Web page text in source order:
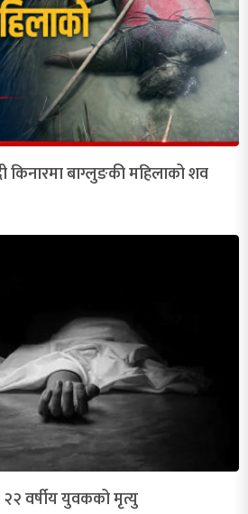
किनारमा बाग्लुङकी महिलाको शव
वर्षीय युवकको मृत्यु